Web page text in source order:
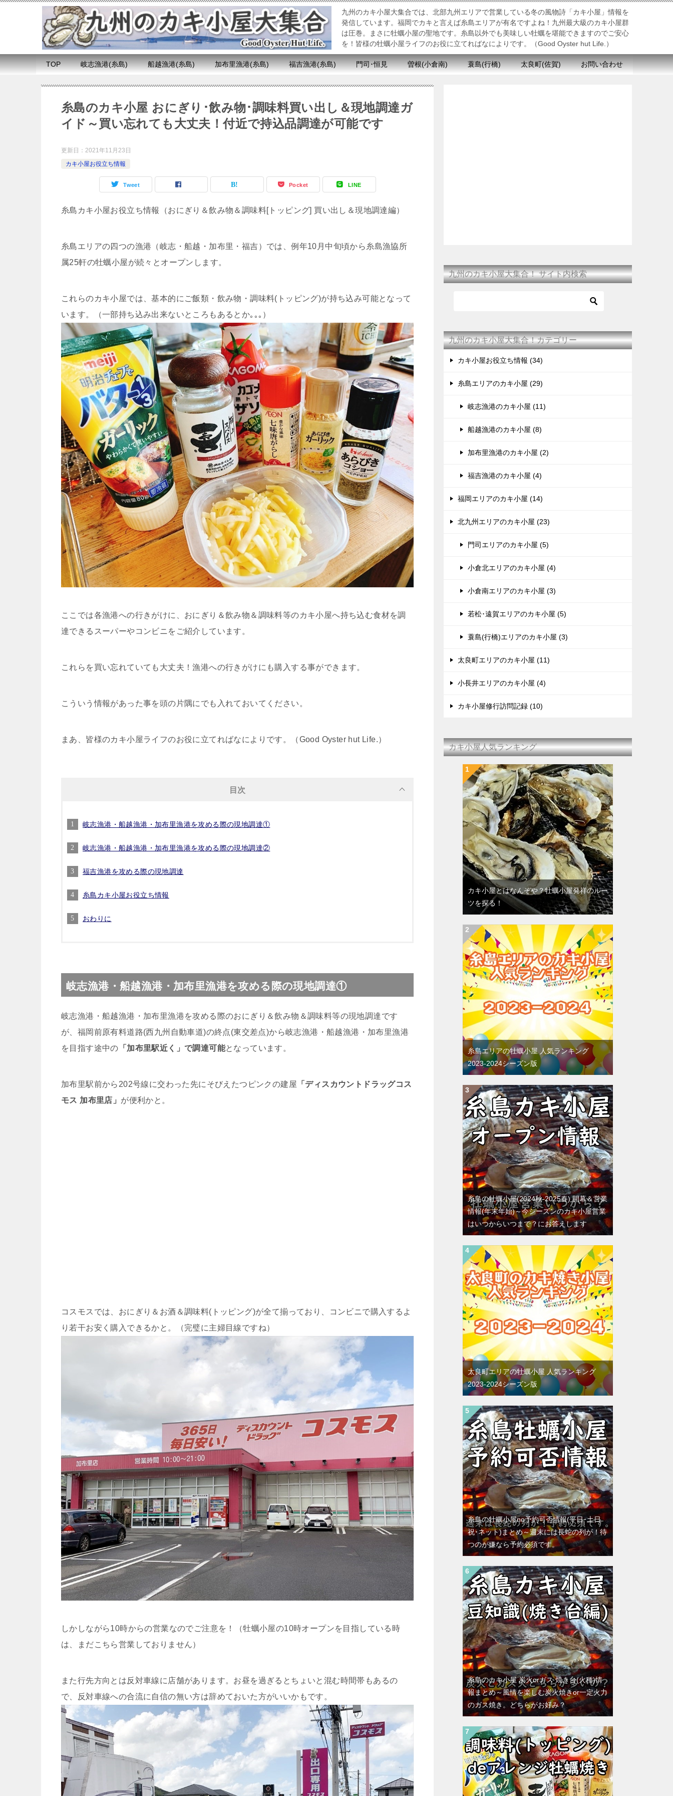
九州のカキ小屋大集合では、北部九州エリアで営業している冬の風物詩「カキ小屋」情報を
発信しています。福岡でカキと言えば糸島エリアが有名ですよね！九州最大級のカキ小屋群
は圧巻。まさに牡蠣小屋の聖地です。糸島以外でも美味しい牡蠣を堪能できますのでご安心
を！皆様の牡蠣小屋ライフのお役に立てればなによりです。（Good Oyster hut Life.）
TOP 岐志漁港(糸島) 船越漁港(糸島) 加布里漁港(糸島) 福吉漁港(糸島) 門司･恒見 曽根(小倉南) 蓑島(行橋) 太良町(佐賀) お問い合わせ
糸島のカキ小屋 おにぎり･飲み物･調味料買い出し＆現地調達ガ
イド～買い忘れても大丈夫！付近で持込品調達が可能です
更新日： 2021年11月23日
カキ小屋お役立ち情報
Tweet Pocket LINE
糸島カキ小屋お役立ち情報（おにぎり＆飲み物＆調味料[トッピング] 買い出し＆現地調達編）
糸島エリアの四つの漁港（岐志・船越・加布里・福吉）では、例年10月中旬頃から糸島漁協所
属25軒の牡蠣小屋が続々とオープンします。
これらのカキ小屋では、基本的にご飯類・飲み物・調味料(トッピング)が持ち込み可能となって
います。（一部持ち込み出来ないところもあるとか｡｡｡）
ここでは各漁港への行きがけに、おにぎり＆飲み物＆調味料等のカキ小屋へ持ち込む食材を調
達できるスーパーやコンビニをご紹介しています。
これらを買い忘れていても大丈夫！漁港への行きがけにも購入する事ができます。
こういう情報があった事を頭の片隅にでも入れておいてください。
まあ、皆様のカキ小屋ライフのお役に立てればなによりです。（Good Oyster hut Life.）
目次
岐志漁港・船越漁港・加布里漁港を攻める際の現地調達①
岐志漁港・船越漁港・加布里漁港を攻める際の現地調達②
福吉漁港を攻める際の現地調達
糸島カキ小屋お役立ち情報
おわりに
岐志漁港・船越漁港・加布里漁港を攻める際の現地調達①
岐志漁港・船越漁港・加布里漁港を攻める際のおにぎり＆飲み物＆調味料等の現地調達です
が、福岡前原有料道路(西九州自動車道)の終点(東交差点)から岐志漁港・船越漁港・加布里漁港
を目指す途中の 「加布里駅近く」で調達可能となっています。
加布里駅前から202号線に交わった先にそびえたつピンクの建屋 「ディスカウントドラッグコス
モス 加布里店」 が便利かと。
コスモスでは、おにぎり＆お酒＆調味料(トッピング)が全て揃っており、コンビニで購入するよ
り若干お安く購入できるかと。（完璧に主婦目線ですね）
しかしながら10時からの営業なのでご注意を！（牡蠣小屋の10時オープンを目指している時
は、まだこちら営業しておりません）
また行先方向とは反対車線に店舗があります。お昼を過ぎるとちょいと混む時間帯もあるの
で、反対車線への合流に自信の無い方は辞めておいた方がいいかもです。
九州のカキ小屋大集合！ サイト内検索
九州のカキ小屋大集合！カテゴリー
カキ小屋お役立ち情報 (34)
糸島エリアのカキ小屋 (29)
岐志漁港のカキ小屋 (11)
船越漁港のカキ小屋 (8)
加布里漁港のカキ小屋 (2)
福吉漁港のカキ小屋 (4)
福岡エリアのカキ小屋 (14)
北九州エリアのカキ小屋 (23)
門司エリアのカキ小屋 (5)
小倉北エリアのカキ小屋 (4)
小倉南エリアのカキ小屋 (3)
若松･遠賀エリアのカキ小屋 (5)
蓑島(行橋)エリアのカキ小屋 (3)
太良町エリアのカキ小屋 (11)
小長井エリアのカキ小屋 (4)
カキ小屋修行訪問記録 (10)
カキ小屋人気ランキング
カキ小屋とはなんぞや？牡蠣小屋発祥のルー
ツを探る！
糸島エリアの牡蠣小屋 人気ランキング
2023-2024シーズン版
糸島の牡蠣小屋(2024秋-2025春) 開幕＆営業
情報(年末年始)～今シーズンのカキ小屋営業
はいつからいつまで？にお答えします
太良町エリアの牡蠣小屋 人気ランキング
2023-2024シーズン版
糸島の牡蠣小屋no予約可否情報(平日･土日
祝･ネット)まとめ～週末には長蛇の列が！待
つのが嫌なら予約必須です。
糸島のカキ小屋 炭火orガス 焼き台(火種)情
報まとめ～風情を楽しむ炭火焼きor一定火力
のガス焼き。どちらがお好み？